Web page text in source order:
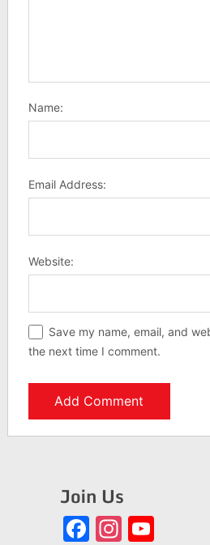
Name:
Email Address:
Website:
Save my name, email, and
the next time I comment.
Join Us
Facebook